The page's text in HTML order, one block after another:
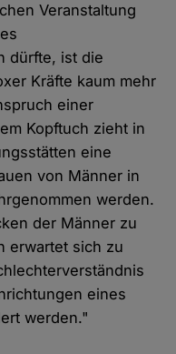
Veranstaltung
dürfte, ist die
Kräfte kaum mehr
einer
Kopftuch zieht in
eine
von Männer in
werden.
der Männer zu
erwartet sich zu
eines
werden."